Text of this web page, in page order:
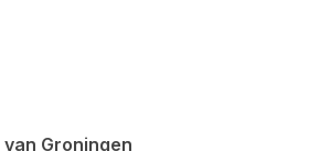
Groningen